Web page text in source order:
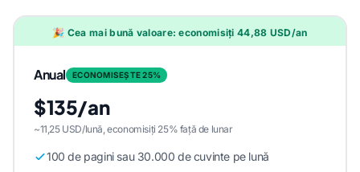
🎉 Cea mai bună valoare: economisiți 44,88 USD/an
Anual ECONOMISEȘTE 25%
$135/an
~11,25 USD/lună, economisiți 25% față de lunar
100 de pagini sau 30.000 de cuvinte pe lună